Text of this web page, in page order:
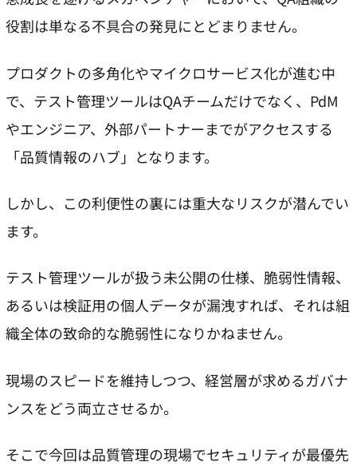
役割は単なる不具合の発見にとどまりません。
プロダクトの多角化やマイクロサービス化が進む中
で、テスト管理ツールはQAチームだけでなく、PdM
やエンジニア、外部パートナーまでがアクセスする
「品質情報のハブ」となります。
しかし、この利便性の裏には重大なリスクが潜んでい
ます。
テスト管理ツールが扱う未公開の仕様、脆弱性情報、
あるいは検証用の個人データが漏洩すれば、それは組
織全体の致命的な脆弱性になりかねません。
現場のスピードを維持しつつ、経営層が求めるガバナ
ンスをどう両立させるか。
そこで今回は品質管理の現場でセキュリティが最優先